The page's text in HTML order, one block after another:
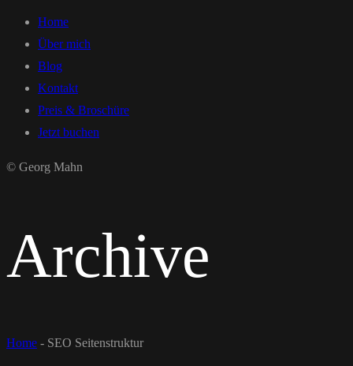
Home
Über mich
Blog
Kontakt
Preis & Broschüre
Jetzt buchen
© Georg Mahn
Archive
Home - SEO Seitenstruktur